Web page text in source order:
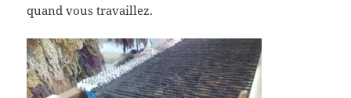
quand vous travaillez.